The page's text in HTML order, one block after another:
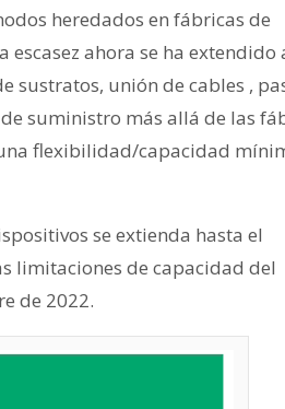
heredados en fábricas de
ahora se ha extendido
sustratos, unión de cables ,
suministro más allá de las
flexibilidad/capacidad
se extienda hasta el
limitaciones de capacidad del
de 2022.